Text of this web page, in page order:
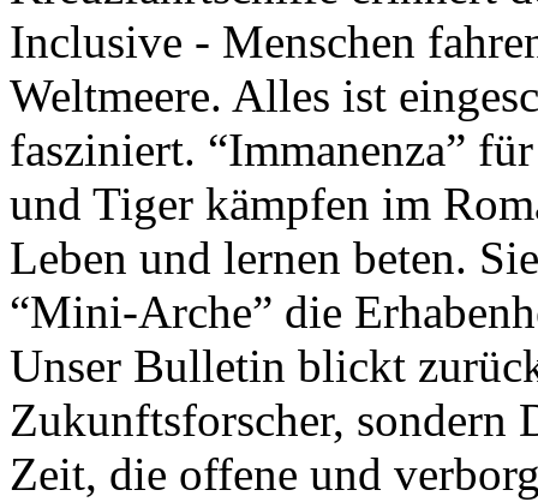
Inclusive - Menschen
Weltmeere. Alles ist
fasziniert. “Immanenza”
und Tiger kämpfen im
Leben und lernen beten.
“Mini-Arche” die
Unser Bulletin blickt
Zukunftsforscher, sondern
Zeit, die offene und